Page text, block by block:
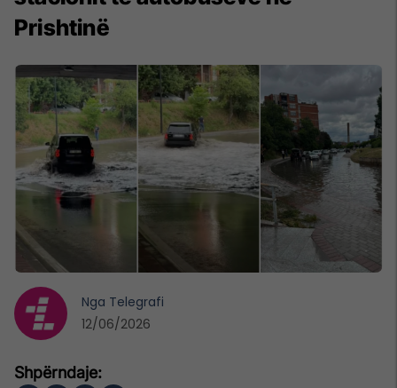
Prishtinë
Nga Telegrafi
12/06/2026